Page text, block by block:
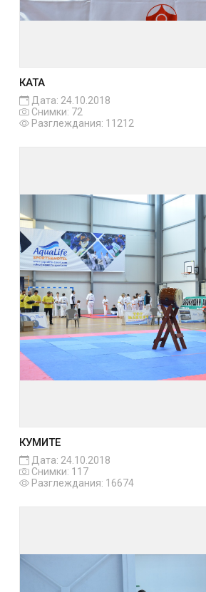
КАТА
Дата: 24.10.2018
Снимки: 72
Разглеждания: 11212
КУМИТЕ
Дата: 24.10.2018
Снимки: 117
Разглеждания: 16674